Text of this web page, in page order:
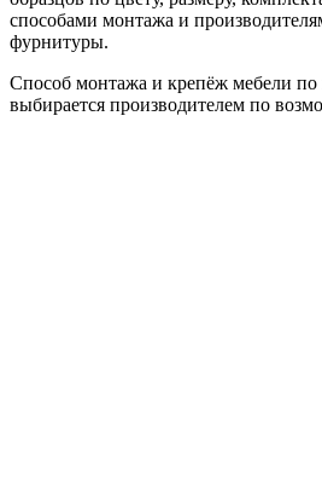
способами монтажа и
фурнитуры.
Способ монтажа и крепёж мебели по
выбирается производителем по